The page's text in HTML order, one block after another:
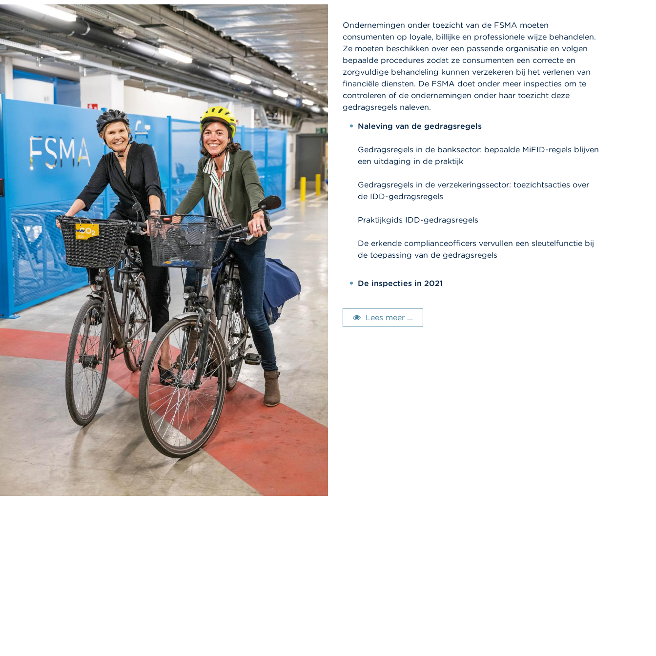
Ondernemingen onder toezicht van de FSMA moeten
consumenten op loyale, billijke en professionele wijze behandelen.
Ze moeten beschikken over een passende organisatie en volgen
bepaalde procedures zodat ze consumenten een correcte en
zorgvuldige behandeling kunnen verzekeren bij het verlenen van
financiële diensten. De FSMA doet onder meer inspecties om te
controleren of de ondernemingen onder haar toezicht deze
gedragsregels naleven.
Naleving van de gedragsregels
Gedragsregels in de banksector: bepaalde MiFID-regels blijven
een uitdaging in de praktijk
Gedragsregels in de verzekeringssector: toezichtsacties over
de IDD-gedragsregels
Praktijkgids IDD-gedragsregels
De erkende complianceofficers vervullen een sleutelfunctie bij
de toepassing van de gedragsregels
De inspecties in 2021
Lees meer ...